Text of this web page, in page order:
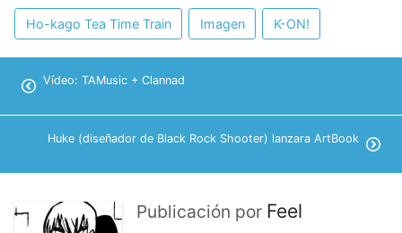
Ho-kago Tea Time Train Imagen K-ON!
Vídeo: TAMusic + Clannad
Huke (diseñador de Black Rock Shooter) lanzara ArtBook
Publicación por Feel